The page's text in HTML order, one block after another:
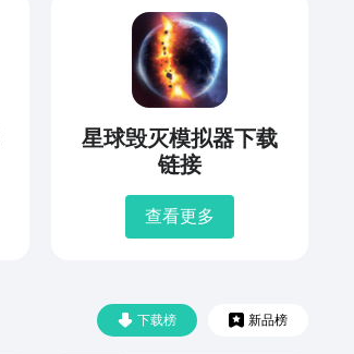
星球毁灭模拟器下载
链接
查看更多
下载榜 新品榜